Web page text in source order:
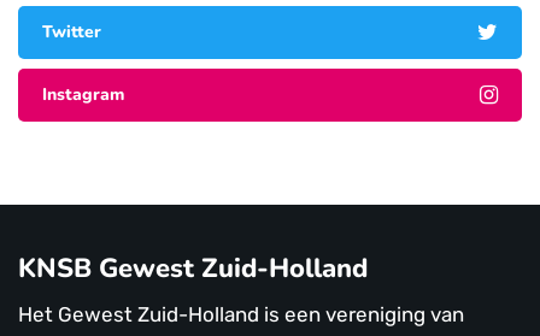
Twitter
Instagram
KNSB Gewest Zuid-Holland
Het Gewest Zuid-Holland is een vereniging van